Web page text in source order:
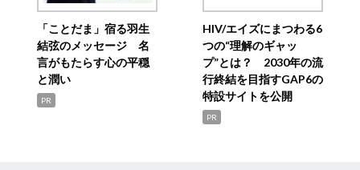
「ことだま」宿る羽生
結弦のメッセージ 名
言がもたらす心の平穏
と潤い
PR
HIV/エイズにまつわる6
つの“理解のギャッ
プ”とは？ 2030年の流
行終結を目指すGAP6の
特設サイトを公開
PR